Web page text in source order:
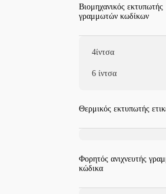
Βιομηχανικός εκτυπωτής
γραμμωτών κωδίκων
4ίντσα
6 ίντσα
Θερμικός εκτυπωτής
Φορητός ανιχνευτής
κώδικα